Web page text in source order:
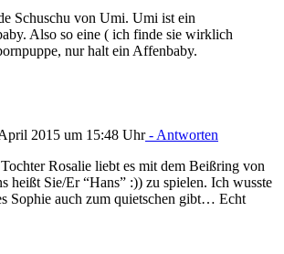
Schuschu von Umi. Umi ist ein
Also so eine ( ich finde sie wirklich
nur halt ein Affenbaby.
2015 um 15:48 Uhr- Antworten
Rosalie liebt es mit dem Beißring von
heißt Sie/Er “Hans” :)) zu spielen. Ich wusste
Sophie auch zum quietschen gibt… Echt